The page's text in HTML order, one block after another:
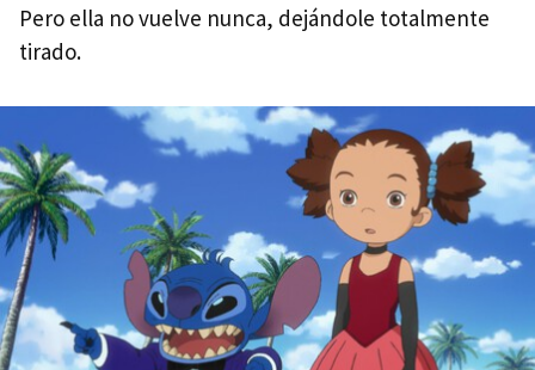
Pero ella no vuelve nunca, dejándole totalmente
tirado.